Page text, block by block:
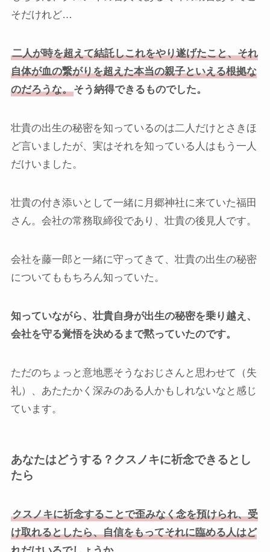
そだけれど…
二人が時を超えて結託しこれをやり遂げたこと、それ
自体が血の繋がりを超えた本当の親子といえる根拠な
のだろうな。そう納得できるものでした。
壮貴の出生の秘密を知っているのは二人だけとさきほ
ど言いましたが、実はそれを知っている人はもう一人
だけいました。
壮貴の付き添いとして一緒に月郷神社に来ていた福田
さん。会社の常務取締役であり、壮貴の後見人です。
会社を藤一郎と一緒に守ってきて、壮貴の出生の秘密
についてももちろん知っていた。
知っていながら、壮貴自身が出生の秘密を乗り越え、
会社を守る覚悟を決めるまで黙っていたのです。
ただのちょっと意地悪そうなおじさんと思わせて（失
礼）、あたたかく深みのある人かもしれないなと感じ
ています。
あなたはどうする？クスノキに祈念できるとし
たら
クスノキに祈念することで歪みなく念を預けられ、受
け取れるとしたら、自信をもってそれに臨める人はど